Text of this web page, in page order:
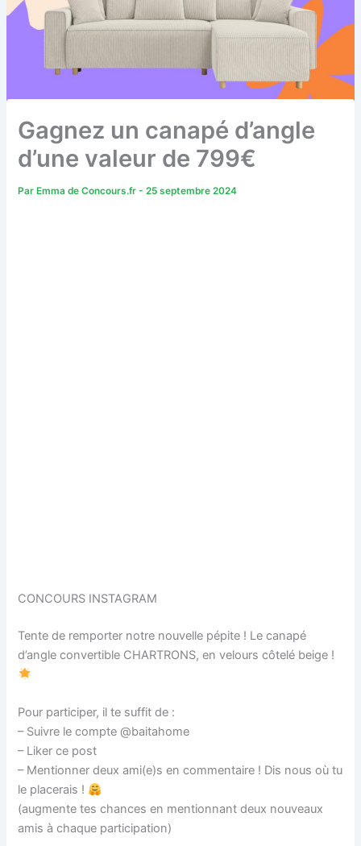
Gagnez un canapé d’angle
d’une valeur de 799€
Par Emma de Concours.fr-25 septembre 2024
CONCOURS INSTAGRAM
Tente de remporter notre nouvelle pépite ! Le canapé
d’angle convertible CHARTRONS, en velours côtelé beige !
Pour participer, il te suffit de :
– Suivre le compte @baitahome
– Liker ce post
– Mentionner deux ami(e)s en commentaire ! Dis nous où tu
le placerais !
(augmente tes chances en mentionnant deux nouveaux
amis à chaque participation)